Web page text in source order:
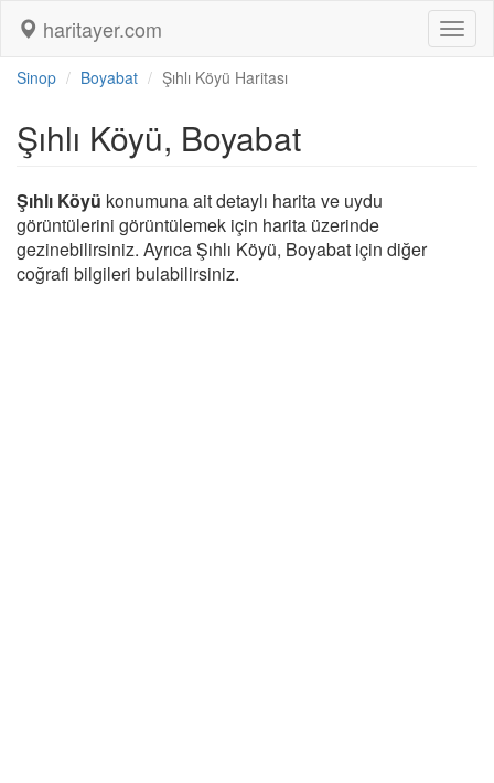
haritayer.com
Sinop Boyabat Şıhlı Köyü Haritası
Şıhlı Köyü, Boyabat
Şıhlı Köyü konumuna ait detaylı harita ve uydu
görüntülerini görüntülemek için harita üzerinde
gezinebilirsiniz. Ayrıca Şıhlı Köyü, Boyabat için diğer
coğrafi bilgileri bulabilirsiniz.